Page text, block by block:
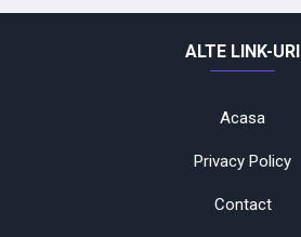
ALTE LINK-URI
Acasa
Privacy Policy
Contact